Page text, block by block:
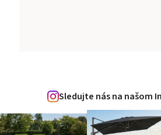
Sledujte nás na našom